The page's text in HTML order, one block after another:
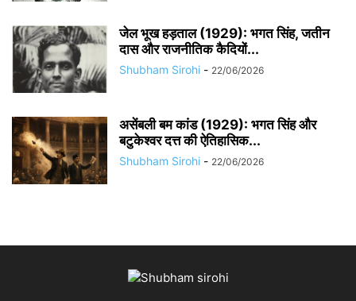
जेल भूख हड़ताल (1929): भगत सिंह, जतीन
दास और राजनीतिक कैदियों...
Shubham Sirohi - 22/06/2026
असेंबली बम कांड (1929): भगत सिंह और
बटुकेश्वर दत्त की ऐतिहासिक...
Shubham Sirohi - 22/06/2026